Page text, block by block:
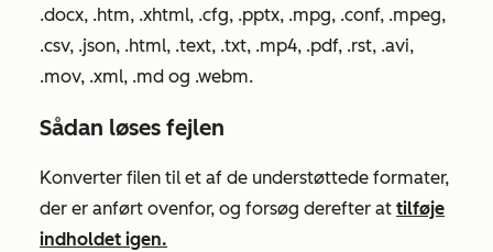
.docx, .htm, .xhtml, .cfg, .pptx, .mpg, .conf, .mpeg,
.csv, .json, .html, .text, .txt, .mp4, .pdf, .rst, .avi,
.mov, .xml, .md og .webm.
Sådan løses fejlen
Konverter filen til et af de understøttede formater,
der er anført ovenfor, og forsøg derefter at tilføje
indholdet igen.